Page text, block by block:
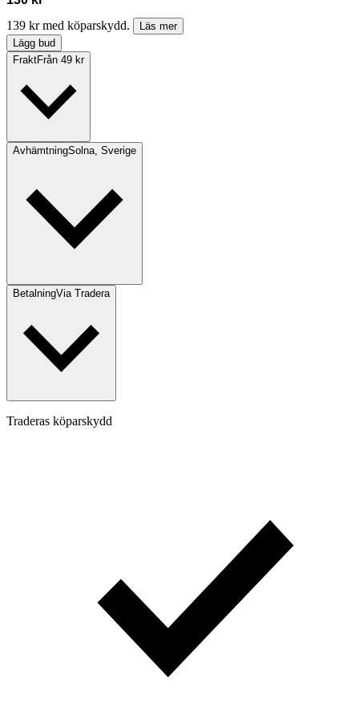
139 kr med köparskydd.
Läs mer
Lägg bud
FraktFrån 49 kr
AvhämtningSolna, Sverige
BetalningVia Tradera
Traderas köparskydd